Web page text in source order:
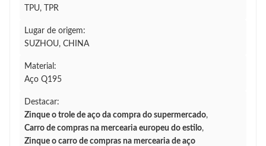
TPU, TPR
Lugar de origem:
SUZHOU, CHINA
Material:
Aço Q195
Destacar:
Zinque o trole de aço da compra do supermercado,
Carro de compras na mercearia europeu do estilo,
Zinque o carro de compras na mercearia de aço